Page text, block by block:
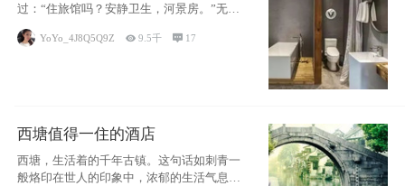
过：“住旅馆吗？安静卫生，河景房。”无意
YoYo_4J8Q5Q9Z 9.5千  17
西塘值得一住的酒店
西塘，生活着的千年古镇。这句话如刺青一
般烙印在世人的印象中，浓郁的生活气息，